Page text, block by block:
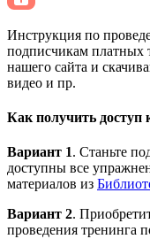
Инструкция по
подписчикам платных
нашего сайта и
видео и пр.
Как получить
Вариант 1. Станьте
доступны все
материалов из
Вариант 2.
проведения тренинга